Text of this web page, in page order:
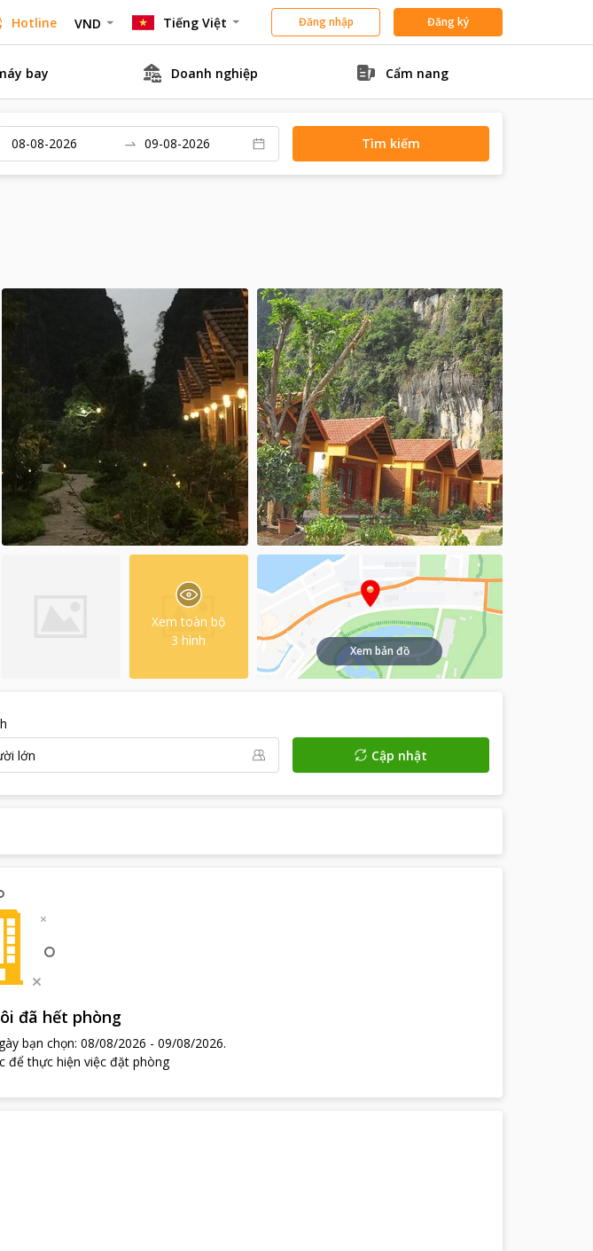
Hotline VND Tiếng Việt Đăng nhập Đăng ký
bay Doanh nghiệp Cẩm nang
Tìm kiếm
Xem toàn bộ
3 hình
Xem bản đồ
lớn Cập nhật
đã hết phòng
bạn chọn: 08/08/2026 - 09/08/2026.
để thực hiện việc đặt phòng